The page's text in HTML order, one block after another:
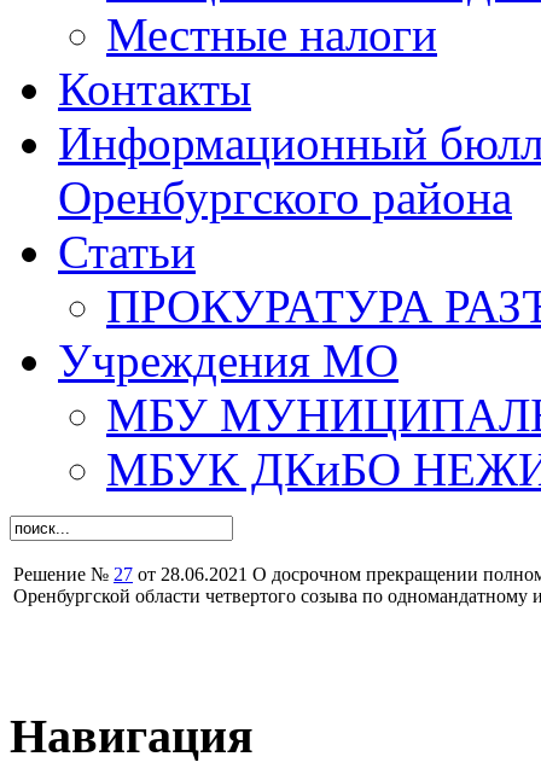
Местные налоги
Контакты
Информационный
Оренбургского района
Статьи
ПРОКУРАТУРА
Учреждения МО
МБУ
МБУК ДКиБО
Решение № 27 от 28.06.2021 О досрочном прекращении
Оренбургской области четвертого созыва по
Навигация